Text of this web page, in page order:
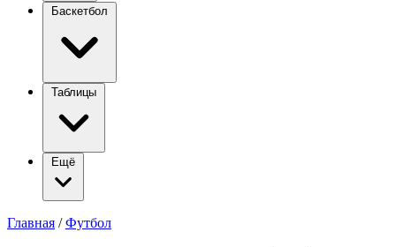
Баскетбол
Таблицы
Ещё
Главная / Футбол